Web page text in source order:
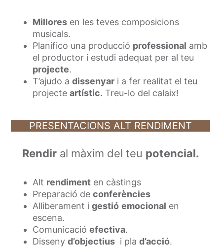
Milloresen les teves composicions
musicals.
Planifico una producció professional amb
el productor i estudi adequat per al teu
projecte.
T’ajudo a dissenyari a fer realitat el teu
projecte artístic. Treu-lo del calaix!
PRESENTACIONS ALT RENDIMENT
Rendiral màxim del teu potencial.
Alt rendimenten càstings
Preparació de conferències
Alliberament i gestió emocional en
escena.
Comunicació efectiva.
Disseny d’objectiusi pla d’acció.